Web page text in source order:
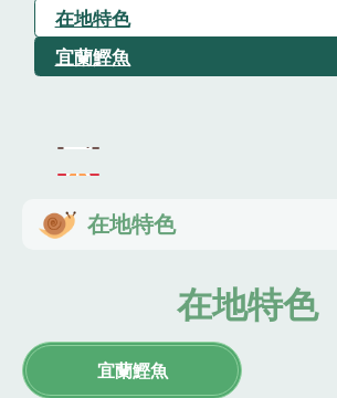
在地特色
宜蘭鰹魚
在地特色
在地特色
宜蘭鰹魚